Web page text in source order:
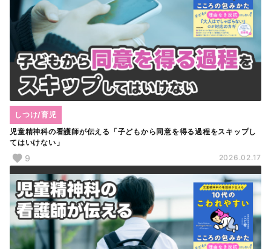
児童精神科の看護師が伝える「子どもから同意を得る過程をスキップし
てはいけない」
しつけ/育児
9 2026.02.17